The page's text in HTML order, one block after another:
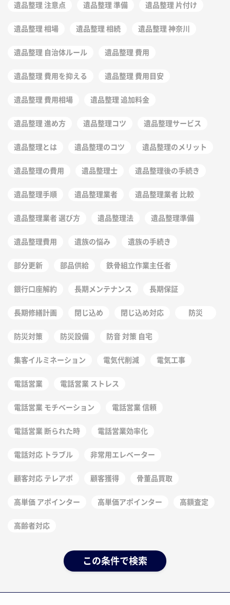
遺品整理 注意点 遺品整理 準備 遺品整理 片付け
遺品整理 相場 遺品整理 相続 遺品整理 神奈川
遺品整理 自治体ルール 遺品整理 費用
遺品整理 費用を抑える 遺品整理 費用目安
遺品整理 費用相場 遺品整理 追加料金
遺品整理 進め方 遺品整理コツ 遺品整理サービス
遺品整理とは 遺品整理のコツ 遺品整理のメリット
遺品整理の費用 遺品整理士 遺品整理後の手続き
遺品整理手順 遺品整理業者 遺品整理業者 比較
遺品整理業者 選び方 遺品整理法 遺品整理準備
遺品整理費用 遺族の悩み 遺族の手続き
部分更新 部品供給 鉄骨組立作業主任者
銀行口座解約 長期メンテナンス 長期保証
長期修繕計画 閉じ込め 閉じ込め対応 防災
防災対策 防災設備 防音 対策 自宅
集客イルミネーション 電気代削減 電気工事
電話営業 電話営業 ストレス
電話営業 モチベーション 電話営業 信頼
電話営業 断られた時 電話営業効率化
電話対応 トラブル 非常用エレベーター
顧客対応 テレアポ 顧客獲得 骨董品買取
高単価 アポインター 高単価アポインター 高額査定
高齢者対応
この条件で検索